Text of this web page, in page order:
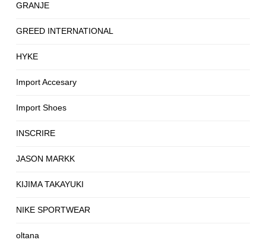
GRANJE
GREED INTERNATIONAL
HYKE
Import Accesary
Import Shoes
INSCRIRE
JASON MARKK
KIJIMA TAKAYUKI
NIKE SPORTWEAR
oltana